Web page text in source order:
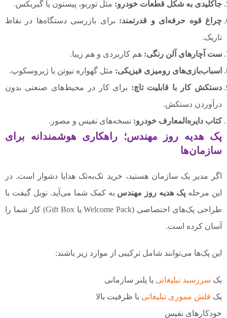
جاکلیدی به شکل قطعات خودرو: مثل توربو، پیستون یا گیربکس.
چراغ قوه حرفه‌ای و قدرتمند: برای بازرسی دستگاه‌ها در نقاط
تاریک.
ست آچارهای آلن رنگی: هم کاربردی و هم زیبا.
اسباب‌بازی‌های رومیزی فیزیکی: مثل گهواره نیوتن یا ژیروسکوپ.
دستکش کار با قابلیت تاچ: برای کار در محیط‌های صنعتی بدون
درآوردن دستکش.
کتاب دایره‌المعارف خودرو: نسخه‌های نفیس و مصور.
پک هدیه روز مهندس؛ راهکاری هوشمندانه برای
سازمان‌ها
اگر مدیر یک سازمان هستید، خرید تک‌به‌تک هدایا دشوار است. در
این مرحله پک هدیه روز مهندس به کمک شما می‌آید. نوبل گیفت با
طراحی پک‌های اختصاصی (Welcome Pack یا Gift Box) کار شما را
آسان کرده است.
این پک‌ها می‌توانند شامل ترکیبی از موارد زیر باشند:
یک سررسید تبلیغاتی یا پلنر سازمانی
یک فلش مموری تبلیغاتی با ظرفیت بالا
خودکارهای نفیس